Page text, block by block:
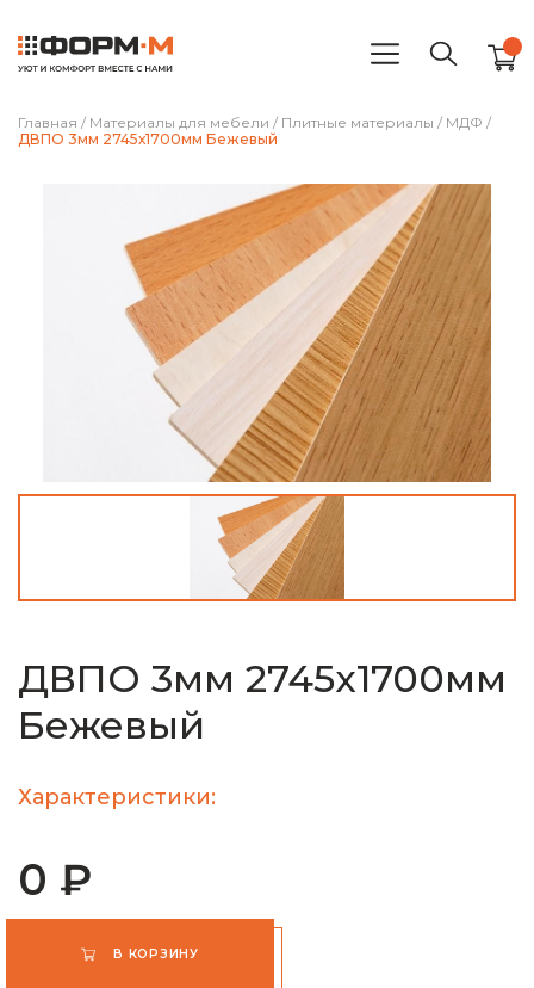
Главная / Материалы для мебели / Плитные материалы / МДФ /
ДВПО 3мм 2745х1700мм Бежевый
ДВПО 3мм 2745х1700мм
Бежевый
Характеристики:
0 ₽
В КОРЗИНУ